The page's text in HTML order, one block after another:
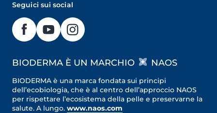
Seguici sui social
BIODERMA È UN MARCHIO NAOS
BIODERMA è una marca fondata sui principi
dell’ecobiologia, che è al centro dell’approccio NAOS
per rispettare l’ecosistema della pelle e preservarne la
salute. A lungo. www.naos.com